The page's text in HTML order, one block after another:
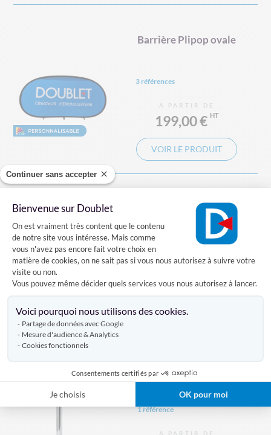
Continuer sans accepter
Bienvenue sur Doublet
Plateforme de Gestion du
On est vraiment très content que le contenu
de notre site vous intéresse. Mais comme
vous n'avez pas encore fait votre choix en
matière de cookies, on ne sait pas si vous nous autorisez à suivre votre
visite ou non.
Vous pouvez même décider quels services vous nous autorisez à lancer.
Voici pourquoi nous utilisons des cookies.
Partage de données avec Google
Mesure d'audience & Analytics
Cookies fonctionnels
Consentements certifiés par
Je choisis OK pour moi
Barrière Plipop ovale
3 références
À PARTIR DE
199,00 €
VOIR LE PRODUIT
Totem Stretchban
4 références
Sur devis
VOIR LE PRODUIT
Ecobarrière+ personnalisé
1 référence
À PARTIR DE